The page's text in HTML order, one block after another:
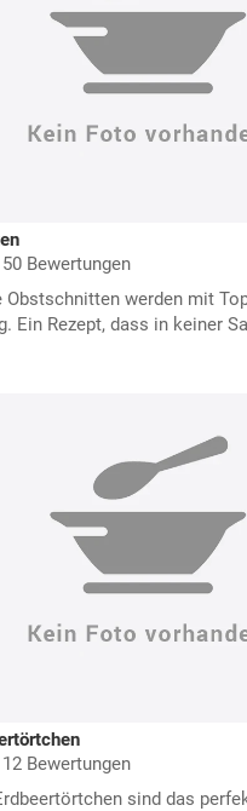
50 Bewertungen
Obstschnitten werden mit
Ein Rezept, dass in keiner
12 Bewertungen
sind das